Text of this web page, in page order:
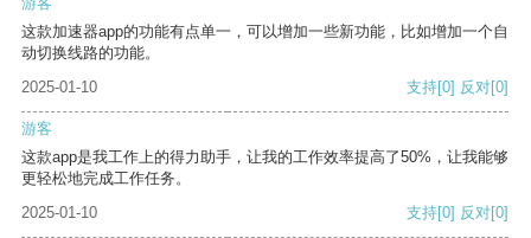
这款加速器app的功能有点单一，可以增加一些新功能，比如增加一个自
动切换线路的功能。
2025-01-10
支持[0] 反对[0]
游客
这款app是我工作上的得力助手，让我的工作效率提高了50%，让我能够
更轻松地完成工作任务。
2025-01-10
支持[0] 反对[0]